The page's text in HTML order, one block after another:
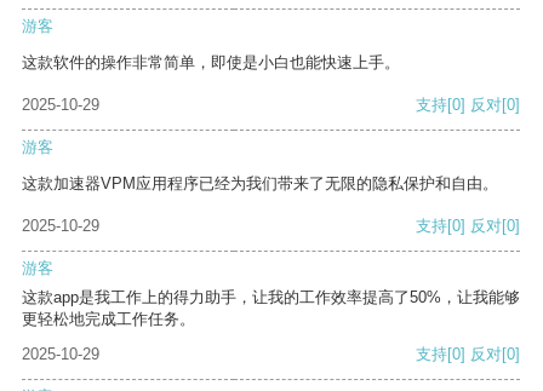
游客
这款软件的操作非常简单，即使是小白也能快速上手。
2025-10-29 支持[0] 反对[0]
游客
这款加速器VPM应用程序已经为我们带来了无限的隐私保护和自由。
2025-10-29 支持[0] 反对[0]
游客
这款app是我工作上的得力助手，让我的工作效率提高了50%，让我能够
更轻松地完成工作任务。
2025-10-29
支持[0] 反对[0]